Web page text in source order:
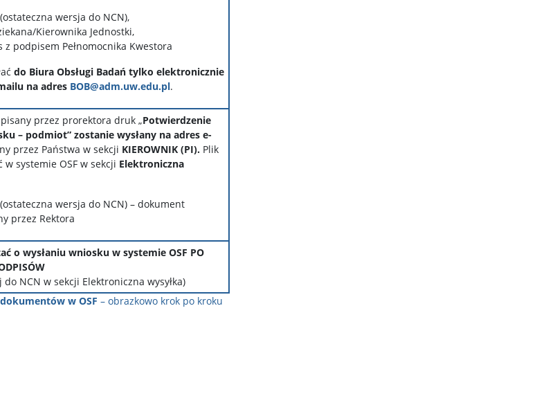
wersja do NCN),
Kierownika Jednostki,
z podpisem Pełnomocnika Kwestora
do Biura Obsługi Badań tylko elektronicznie
na adres BOB@adm.uw.edu.pl.
przez prorektora druk „Potwierdzenie
– podmiot” zostanie wysłany na adres e-
przez Państwa w sekcji KIEROWNIK (PI). Plik
w systemie OSF w sekcji Elektroniczna
wersja do NCN) – dokument
przez Rektora
o wysłaniu wniosku w systemie OSF PO
do NCN w sekcji Elektroniczna wysyłka)
w OSF – obrazkowo krok po kroku